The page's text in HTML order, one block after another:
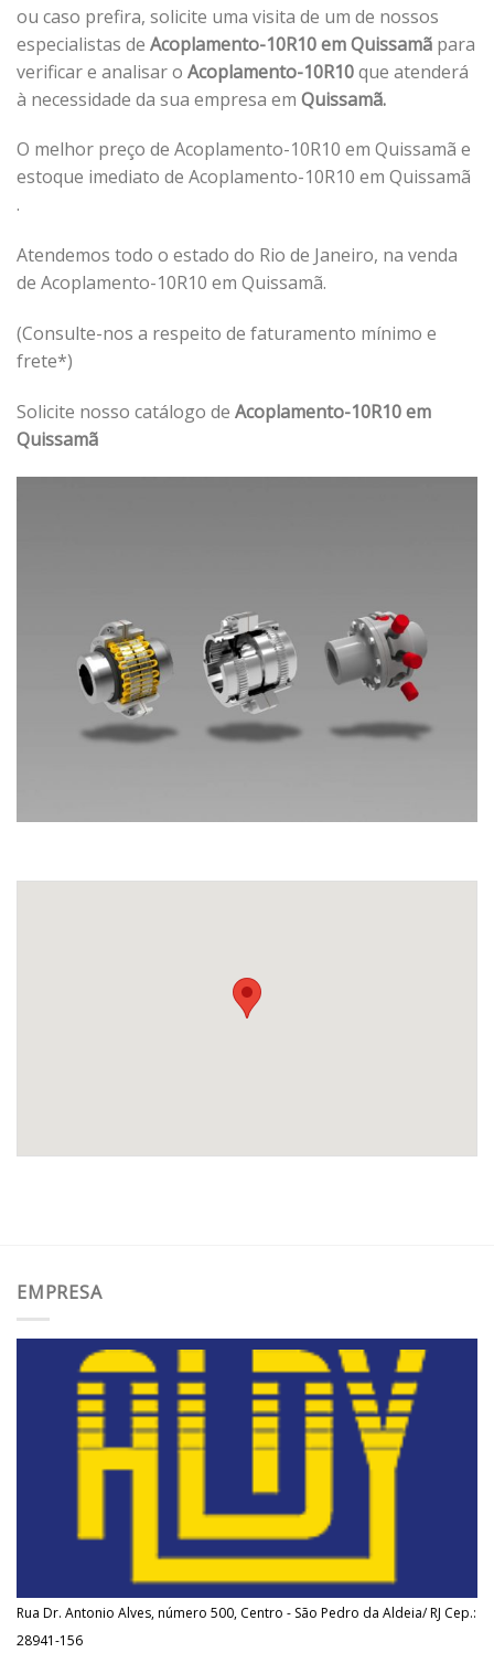
ou caso prefira, solicite uma visita de um de nossos
especialistas de Acoplamento-10R10 em Quissamã para
verificar e analisar o Acoplamento-10R10que atenderá
à necessidade da sua empresa em Quissamã.
O melhor preço de Acoplamento-10R10 em Quissamã e
estoque imediato de Acoplamento-10R10 em Quissamã
.
Atendemos todo o estado do Rio de Janeiro, na venda
de Acoplamento-10R10 em Quissamã.
(Consulte-nos a respeito de faturamento mínimo e
frete*)
Solicite nosso catálogo de Acoplamento-10R10 em
Quissamã
EMPRESA
Rua Dr. Antonio Alves, número 500, Centro - São Pedro da Aldeia/ RJ Cep.:
28941-156